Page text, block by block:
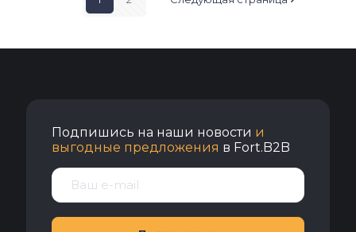
Подпишись на наши новости и
выгодные предложения в Fort.B2B